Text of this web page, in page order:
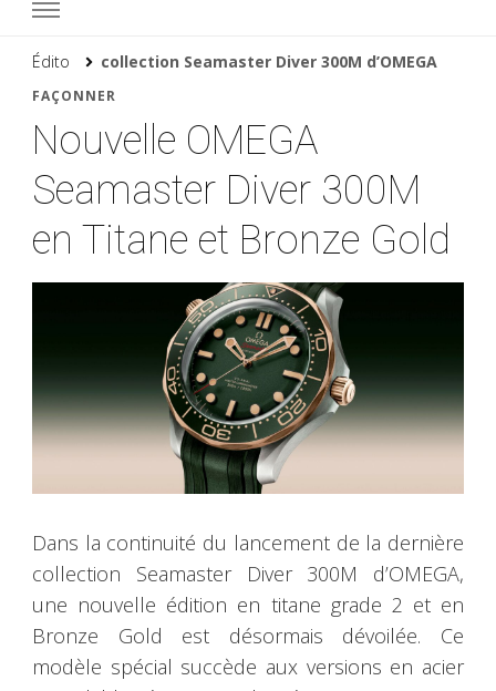
Édito collection Seamaster Diver 300M d’OMEGA
FAÇONNER
Nouvelle OMEGA
Seamaster Diver 300M
en Titane et Bronze Gold
Dans la continuité du lancement de la dernière
collection Seamaster Diver 300M d’OMEGA,
une nouvelle édition en titane grade 2 et en
Bronze Gold est désormais dévoilée. Ce
modèle spécial succède aux versions en acier